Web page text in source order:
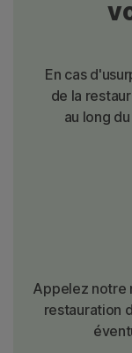
En cas
de la
au long
Appelez notre
restauration